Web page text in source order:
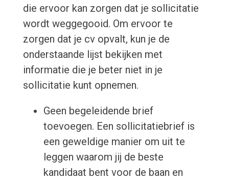
die ervoor kan zorgen dat je sollicitatie
wordt weggegooid. Om ervoor te
zorgen dat je cv opvalt, kun je de
onderstaande lijst bekijken met
informatie die je beter niet in je
sollicitatie kunt opnemen.
Geen begeleidende brief
toevoegen. Een sollicitatiebrief is
een geweldige manier om uit te
leggen waarom jij de beste
kandidaat bent voor de baan en